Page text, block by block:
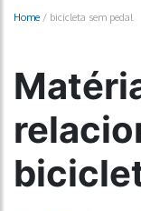
Home / bicicleta sem pedal